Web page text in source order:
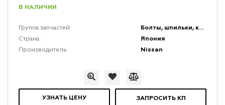
В НАЛИЧИИ
Группа запчастей: Болты, шпильки, крепеж, коннекторы и кронштейны
Страна: Япония
Производитель: Nissan
УЗНАТЬ ЦЕНУ ЗАПРОСИТЬ КП